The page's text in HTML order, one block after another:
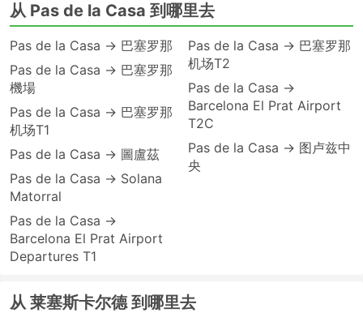
从 Pas de la Casa 到哪里去
Pas de la Casa → 巴塞罗那
Pas de la Casa → 巴塞罗那
機場
Pas de la Casa → 巴塞罗那
机场T1
Pas de la Casa → 圖盧茲
Pas de la Casa → Solana
Matorral
Pas de la Casa →
Barcelona El Prat Airport
Departures T1
Pas de la Casa → 巴塞罗那
机场T2
Pas de la Casa →
Barcelona El Prat Airport
T2C
Pas de la Casa → 图卢兹中
央
从 莱塞斯卡尔德 到哪里去